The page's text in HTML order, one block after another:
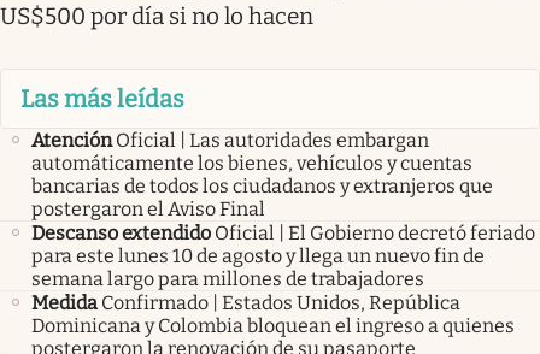
US$500 por día si no lo hacen
Las más leídas
Atención Oficial | Las autoridades embargan
automáticamente los bienes, vehículos y cuentas
bancarias de todos los ciudadanos y extranjeros que
postergaron el Aviso Final
Descanso extendido Oficial | El Gobierno decretó feriado
para este lunes 10 de agosto y llega un nuevo fin de
semana largo para millones de trabajadores
Medida Confirmado | Estados Unidos, República
Dominicana y Colombia bloquean el ingreso a quienes
postergaron la renovación de su pasaporte